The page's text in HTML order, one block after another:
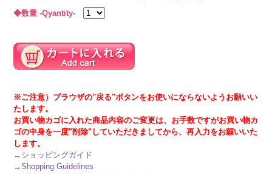
◆数量 -Qyantity-
※ご注意）ブラウザの"戻る"ボタンをお使いにならないようお願いい
たします。
お買い物カゴに入れた商品内容のご変更は、お手数ですがお買い物カ
ゴの中身を一度"削除"していただきましてから、再入力をお願いいた
します。
→ ショッピングガイド
→Shopping Guidelines